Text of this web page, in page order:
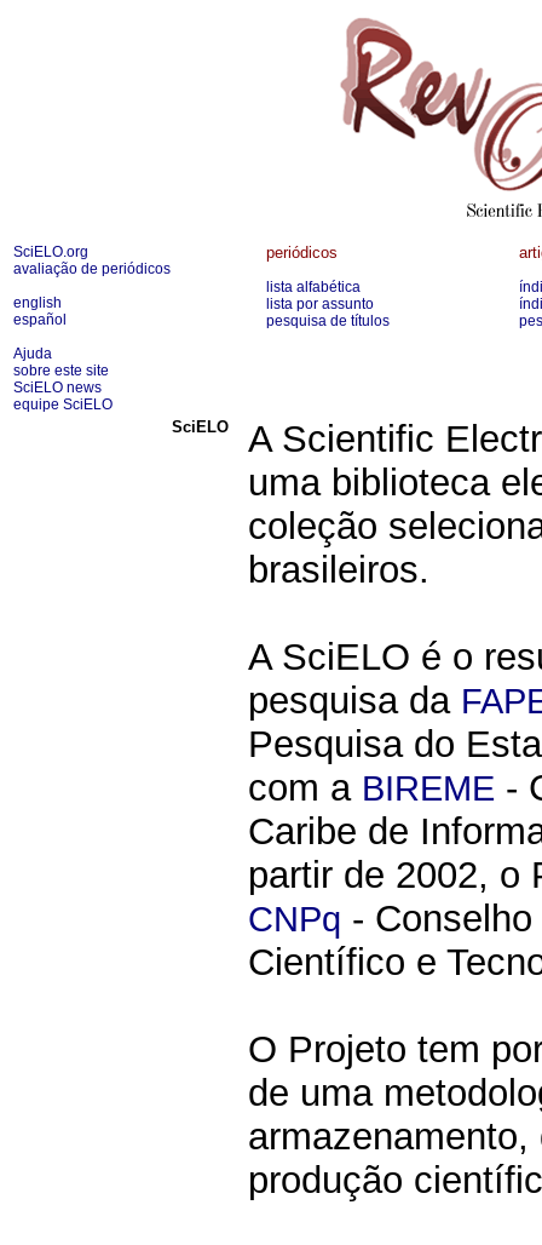
SciELO.org
avaliação de periódicos
english
español
Ajuda
sobre este site
SciELO news
equipe SciELO
periódicos
lista alfabética
lista por assunto
pesquisa de títulos
SciELO
A Scientific
uma biblioteca
coleção
brasileiros.
A SciELO é o
pesquisa da
Pesquisa do
com a BIREME -
Caribe de
partir de 2002, o
CNPq -
Científico e
O Projeto tem
de uma
produção